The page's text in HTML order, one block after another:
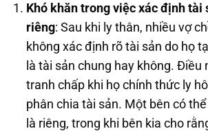
Khó khăn trong việc xác định tài
riêng: Sau khi ly thân, nhiều vợ
không xác định rõ tài sản do họ
là tài sản chung hay không. Điều
tranh chấp khi họ chính thức ly
phân chia tài sản. Một bên có
là riêng, trong khi bên kia cho